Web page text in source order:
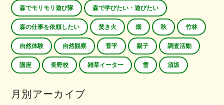
森でモリモリ遊び隊 森で学びたい・遊びたい
森の仕事を依頼したい 焚き火 畑 秋 竹林
自然体験 自然観察 菅平 親子 調査活動
講座 長野校 雑草イーター 雪 須坂
月別アーカイブ